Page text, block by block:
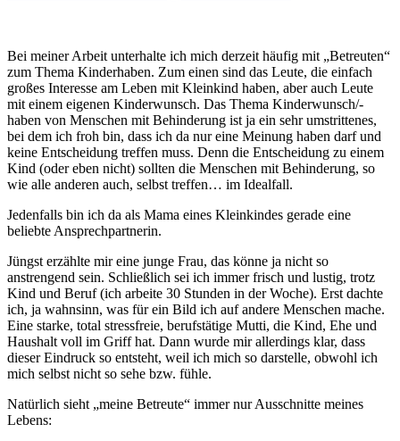
Bei meiner Arbeit unterhalte ich mich derzeit häufig mit „Betreuten“
zum Thema Kinderhaben. Zum einen sind das Leute, die einfach
großes Interesse am Leben mit Kleinkind haben, aber auch Leute
mit einem eigenen Kinderwunsch. Das Thema Kinderwunsch/-
haben von Menschen mit Behinderung ist ja ein sehr umstrittenes,
bei dem ich froh bin, dass ich da nur eine Meinung haben darf und
keine Entscheidung treffen muss. Denn die Entscheidung zu einem
Kind (oder eben nicht) sollten die Menschen mit Behinderung, so
wie alle anderen auch, selbst treffen… im Idealfall.
Jedenfalls bin ich da als Mama eines Kleinkindes gerade eine
beliebte Ansprechpartnerin.
Jüngst erzählte mir eine junge Frau, das könne ja nicht so
anstrengend sein. Schließlich sei ich immer frisch und lustig, trotz
Kind und Beruf (ich arbeite 30 Stunden in der Woche). Erst dachte
ich, ja wahnsinn, was für ein Bild ich auf andere Menschen mache.
Eine starke, total stressfreie, berufstätige Mutti, die Kind, Ehe und
Haushalt voll im Griff hat. Dann wurde mir allerdings klar, dass
dieser Eindruck so entsteht, weil ich mich so darstelle, obwohl ich
mich selbst nicht so sehe bzw. fühle.
Natürlich sieht „meine Betreute“ immer nur Ausschnitte meines
Lebens: